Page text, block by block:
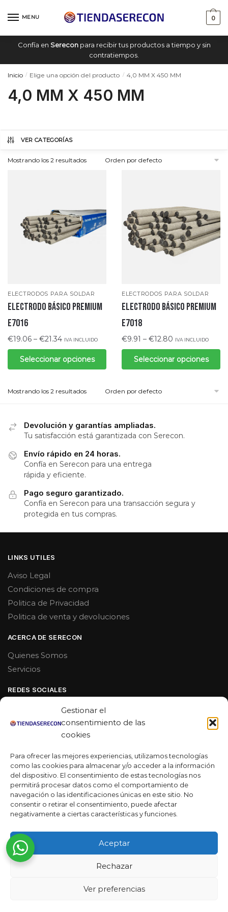
Gestionar el
consentimiento de las
cookies
Para ofrecer las mejores experiencias, utilizamos tecnologías
como las cookies para almacenar y/o acceder a la información
del dispositivo. El consentimiento de estas tecnologías nos
permitirá procesar datos como el comportamiento de
navegación o las identificaciones únicas en este sitio. No
consentir o retirar el consentimiento, puede afectar
negativamente a ciertas características y funciones.
Aceptar
Rechazar
Ver preferencias
MENU 0
Confía en Sereconpara recibir tus productos a tiempo y sin
contratiempos.
Inicio / Elige una opción del producto / 4,0 MM X 450 MM
4,0 MM X 450 MM
VER CATEGORÍAS
Mostrando los 2 resultados
ELECTRODOS PARA SOLDAR
ELECTRODO BÁSICO PREMIUM
E7016
€19.06 – €21.34 IVA INCLUIDO
Seleccionar opciones
ELECTRODOS PARA SOLDAR
ELECTRODO BÁSICO PREMIUM
E7018
€9.91 – €12.80 IVA INCLUIDO
Seleccionar opciones
Mostrando los 2 resultados
Devolución y garantías ampliadas.
Tu satisfacción está garantizada con Serecon.
Envío rápido en 24 horas.
Confía en Serecon para una entrega
rápida y eficiente.
Pago seguro garantizado.
Confía en Serecon para una transacción segura y
protegida en tus compras.
LINKS UTILES
Aviso Legal
Condiciones de compra
Politica de Privacidad
Politica de venta y devoluciones
ACERCA DE SERECON
Quienes Somos
Servicios
REDES SOCIALES
Linkedin
MAS DE 50 RESEÑAS
★★★★★
La verdad es que fue una compra muy económica, la
día. ¡Estoy muy satisfecha con la atención al cliente y el
servicio!
Desarrollado por